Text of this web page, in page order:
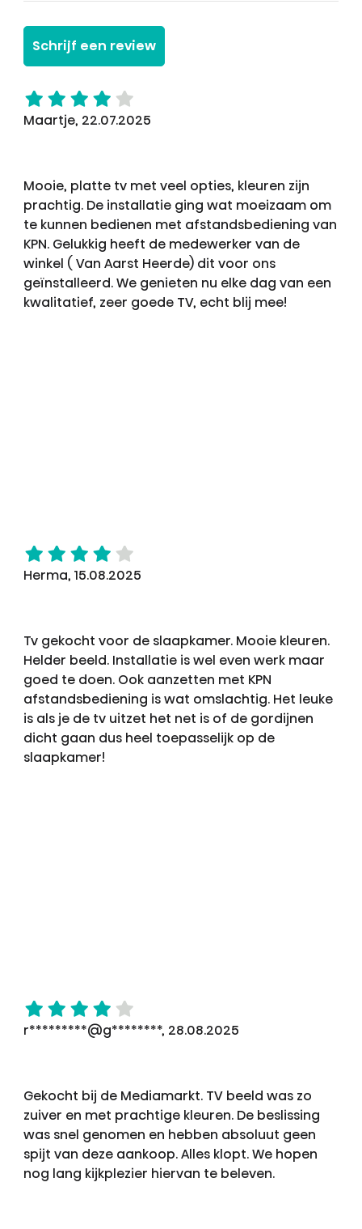
Schrijf een review
Maartje, 22.07.2025
Mooie, platte tv met veel opties, kleuren zijn
prachtig. De installatie ging wat moeizaam om
te kunnen bedienen met afstandsbediening van
KPN. Gelukkig heeft de medewerker van de
winkel ( Van Aarst Heerde) dit voor ons
geïnstalleerd. We genieten nu elke dag van een
kwalitatief, zeer goede TV, echt blij mee!
Herma, 15.08.2025
Tv gekocht voor de slaapkamer. Mooie kleuren.
Helder beeld. Installatie is wel even werk maar
goed te doen. Ook aanzetten met KPN
afstandsbediening is wat omslachtig. Het leuke
is als je de tv uitzet het net is of de gordijnen
dicht gaan dus heel toepasselijk op de
slaapkamer!
r*********@g********, 28.08.2025
Gekocht bij de Mediamarkt. TV beeld was zo
zuiver en met prachtige kleuren. De beslissing
was snel genomen en hebben absoluut geen
spijt van deze aankoop. Alles klopt. We hopen
nog lang kijkplezier hiervan te beleven.